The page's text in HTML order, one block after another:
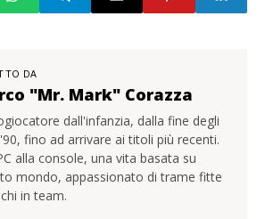
DA
"Mr. Mark" Corazza
dall'infanzia, dalla fine degli
fino ad arrivare ai titoli più recenti.
alla console, una vita basata su
mondo, appassionato di trame fitte
in team.